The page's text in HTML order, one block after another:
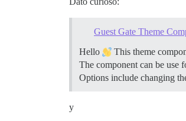
Guest Gate Theme
Hello This theme
The component can be use
Options include changing
y